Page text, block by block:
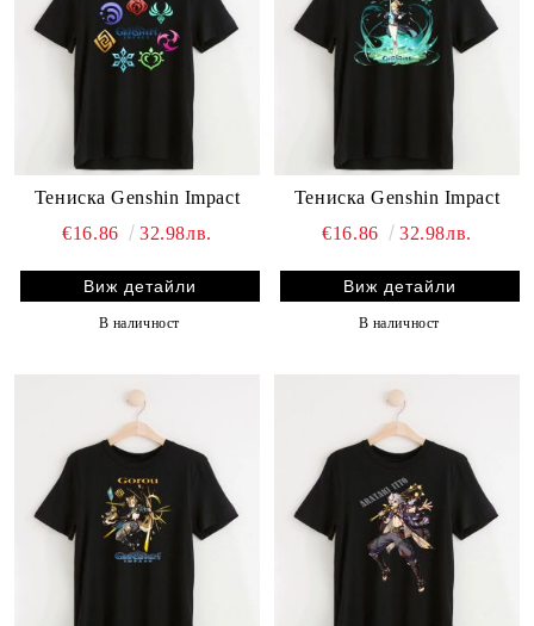
Тениска Genshin Impact
€16.86
32.98лв.
Виж детайли
В наличност
Тениска Genshin Impact
€16.86
32.98лв.
Виж детайли
В наличност